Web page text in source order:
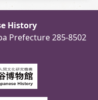
History
Prefecture 285-8502